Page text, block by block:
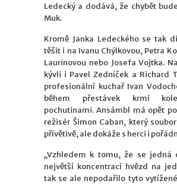
Ledecký a dodává, že chybět
Muk.
Kromě Janka Ledeckého se tak
těšit i na Ivanu Chýlkovou, Petra
Laurinovou nebo Josefa Vojtka.
kývli i Pavel Zedníček a Richard
profesionální kuchař Ivan
během přestávek krmí
pochutinami. Ansámbl má opět
režisér Šimon Caban, který
přívětivě, ale dokáže s herci i
„Vzhledem k tomu, že se jedná
největší koncentrací hvězd na
tak se ale nepodařilo tyto